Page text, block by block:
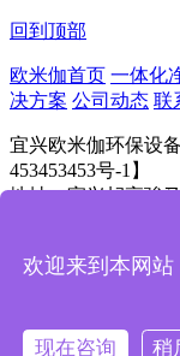
回到顶部
欧米伽首页 一体化
决方案 公司动态 联
宜兴欧米伽环保设
453453453号-1】
地址：宜兴屺亭骏
扫一
欢迎来到本网站
现在咨询 稍